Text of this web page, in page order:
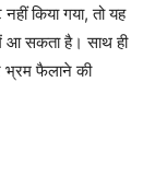
किया गया, तो यह
आ सकता है। साथ ही
भ्रम फैलाने की